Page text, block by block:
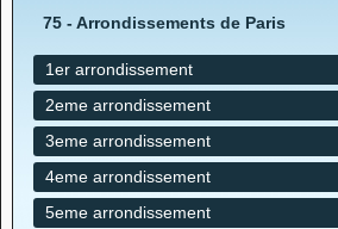
75 - Arrondissements de Paris
1er arrondissement
2eme arrondissement
3eme arrondissement
4eme arrondissement
5eme arrondissement